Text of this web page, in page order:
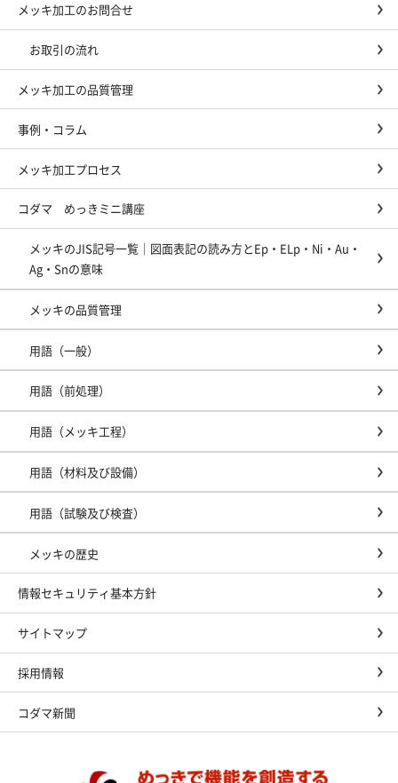
メッキ加工のお問合せ
お取引の流れ
メッキ加工の品質管理
事例・コラム
メッキ加工プロセス
コダマ めっきミニ講座
メッキのJIS記号一覧｜図面表記の読み方とEp・ELp・Ni・Au・
Ag・Snの意味
メッキの品質管理
用語（一般）
用語（前処理）
用語（メッキ工程）
用語（材料及び設備）
用語（試験及び検査）
メッキの歴史
情報セキュリティ基本方針
サイトマップ
採用情報
コダマ新聞